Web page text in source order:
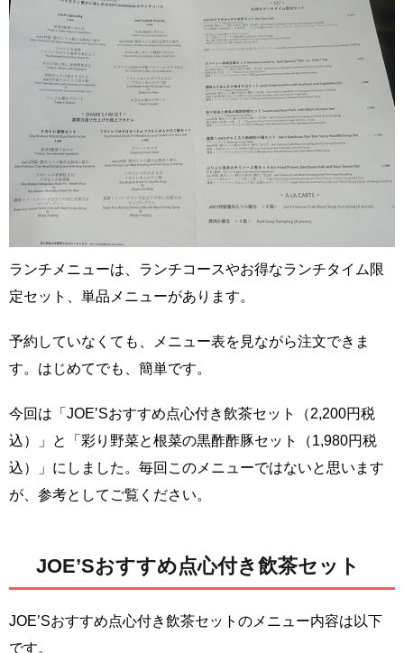
ランチメニューは、ランチコースやお得なランチタイム限
定セット、単品メニューがあります。
予約していなくても、メニュー表を見ながら注文できま
す。はじめてでも、簡単です。
今回は「JOE’Sおすすめ点心付き飲茶セット（2,200円税
込）」と「彩り野菜と根菜の黒酢酢豚セット（1,980円税
込）」にしました。毎回このメニューではないと思います
が、参考としてご覧ください。
JOE’Sおすすめ点心付き飲茶セット
JOE’Sおすすめ点心付き飲茶セットのメニュー内容は以下
です。